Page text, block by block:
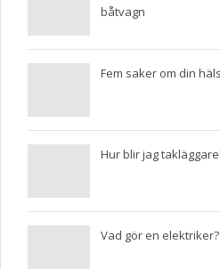
båtvagn
Fem saker om din
Hur blir jag
Vad gör en elektriker?